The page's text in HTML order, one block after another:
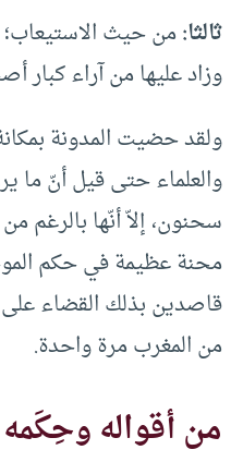
ثالثا:من حيث
وزاد عليها من آراء كبار
ولقد حضيت المدونة
والعلماء حتى قيل أنّ ما
سحنون، إلاّ أنّها بالرغم
محنة عظيمة في حكم
قاصدين بذلك القضاء على
من المغرب مرة واحدة.
من أقواله وحِكَمه